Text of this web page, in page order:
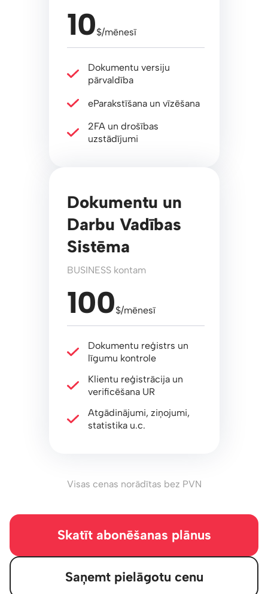
10$/mēnesī
Dokumentu versiju
pārvaldība
eParakstīšana un vīzēšana
2FA un drošības
uzstādījumi
Dokumentu un
Darbu Vadības
Sistēma
BUSINESS kontam
100$/mēnesī
Dokumentu reģistrs un
līgumu kontrole
Klientu reģistrācija un
verificēšana UR
Atgādinājumi, ziņojumi,
statistika u.c.
Visas cenas norādītas bez PVN
Skatīt abonēšanas plānus
Saņemt pielāgotu cenu